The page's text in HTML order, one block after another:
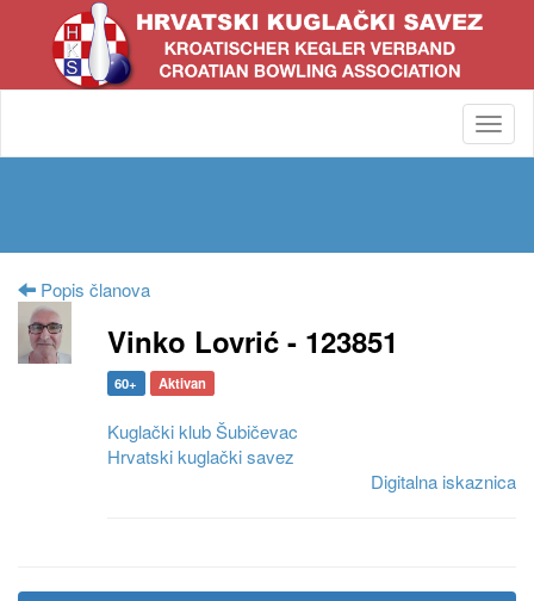
Popis članova
Vinko Lovrić - 123851
60+ Aktivan
Kuglački klub Šubičevac
Hrvatski kuglački savez
Digitalna iskaznica